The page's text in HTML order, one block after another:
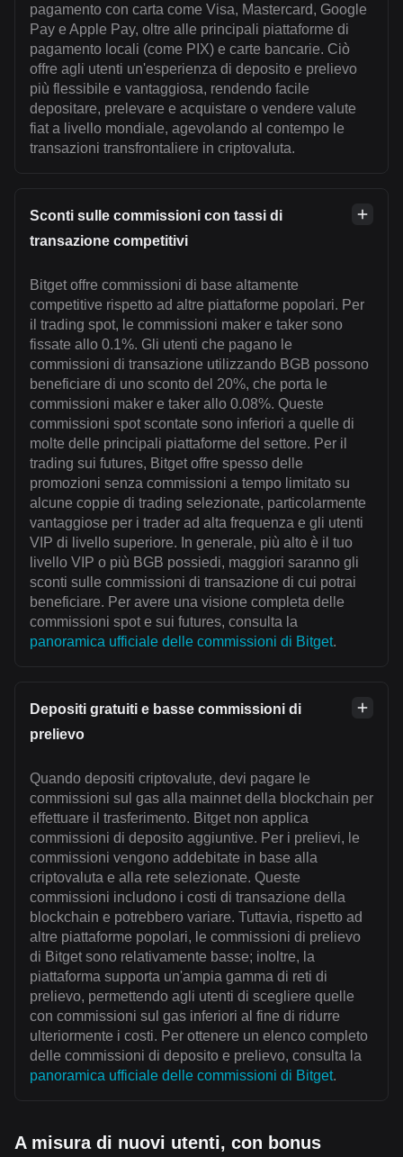
pagamento con carta come Visa, Mastercard, Google
Pay e Apple Pay, oltre alle principali piattaforme di
pagamento locali (come PIX) e carte bancarie. Ciò
offre agli utenti un'esperienza di deposito e prelievo
più flessibile e vantaggiosa, rendendo facile
depositare, prelevare e acquistare o vendere valute
fiat a livello mondiale, agevolando al contempo le
transazioni transfrontaliere in criptovaluta.
Sconti sulle commissioni con tassi di
transazione competitivi
Bitget offre commissioni di base altamente
competitive rispetto ad altre piattaforme popolari. Per
il trading spot, le commissioni maker e taker sono
fissate allo 0.1%. Gli utenti che pagano le
commissioni di transazione utilizzando BGB possono
beneficiare di uno sconto del 20%, che porta le
commissioni maker e taker allo 0.08%. Queste
commissioni spot scontate sono inferiori a quelle di
molte delle principali piattaforme del settore. Per il
trading sui futures, Bitget offre spesso delle
promozioni senza commissioni a tempo limitato su
alcune coppie di trading selezionate, particolarmente
vantaggiose per i trader ad alta frequenza e gli utenti
VIP di livello superiore. In generale, più alto è il tuo
livello VIP o più BGB possiedi, maggiori saranno gli
sconti sulle commissioni di transazione di cui potrai
beneficiare. Per avere una visione completa delle
commissioni spot e sui futures, consulta la
panoramica ufficiale delle commissioni di Bitget.
Depositi gratuiti e basse commissioni di
prelievo
Quando depositi criptovalute, devi pagare le
commissioni sul gas alla mainnet della blockchain per
effettuare il trasferimento. Bitget non applica
commissioni di deposito aggiuntive. Per i prelievi, le
commissioni vengono addebitate in base alla
criptovaluta e alla rete selezionate. Queste
commissioni includono i costi di transazione della
blockchain e potrebbero variare. Tuttavia, rispetto ad
altre piattaforme popolari, le commissioni di prelievo
di Bitget sono relativamente basse; inoltre, la
piattaforma supporta un'ampia gamma di reti di
prelievo, permettendo agli utenti di scegliere quelle
con commissioni sul gas inferiori al fine di ridurre
ulteriormente i costi. Per ottenere un elenco completo
delle commissioni di deposito e prelievo, consulta la
panoramica ufficiale delle commissioni di Bitget.
A misura di nuovi utenti, con bonus